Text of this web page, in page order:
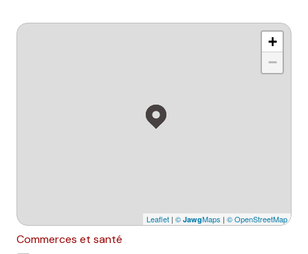
+
−
Leaflet | © JawgMaps | © OpenStreetMap
Commerces et santé